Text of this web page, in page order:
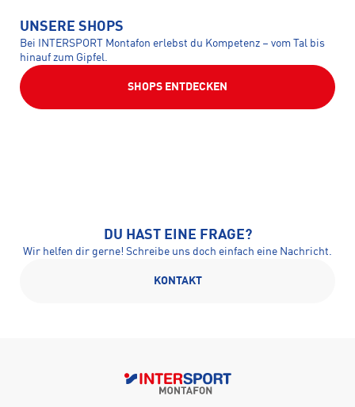
UNSERE SHOPS
Bei INTERSPORT Montafon erlebst du Kompetenz – vom Tal bis
hinauf zum Gipfel.
SHOPS ENTDECKEN
DU HAST EINE FRAGE?
Wir helfen dir gerne! Schreibe uns doch einfach eine Nachricht.
KONTAKT